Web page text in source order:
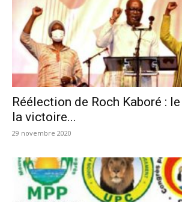
Réélection de Roch Kaboré :
la victoire...
29 novembre 2020